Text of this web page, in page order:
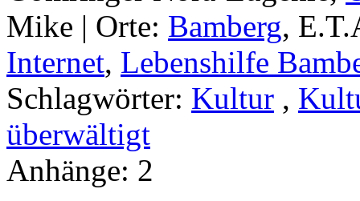
Mike | Orte: Bamberg,
Internet, Lebenshilfe
Schlagwörter: Kultur ,
überwältigt
Anhänge: 2